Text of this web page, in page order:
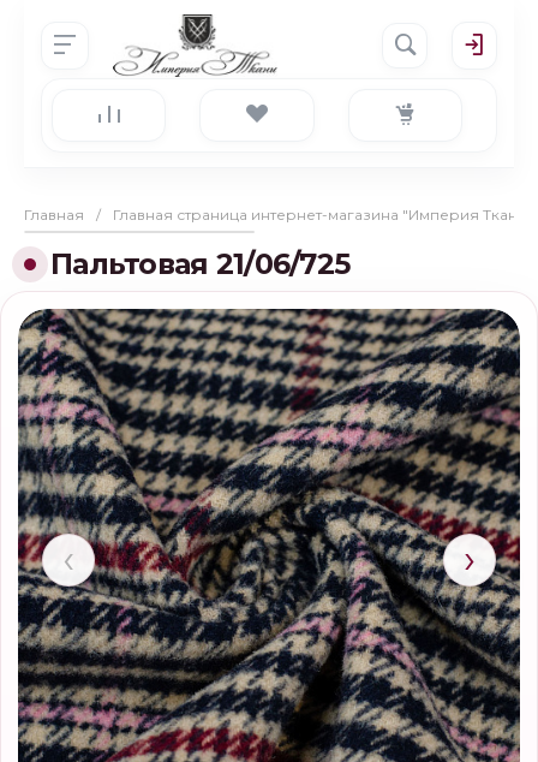
Главная / Главная страница интернет-магазина "Империя Ткани"
Пальтовая 21/06/725
‹ ›